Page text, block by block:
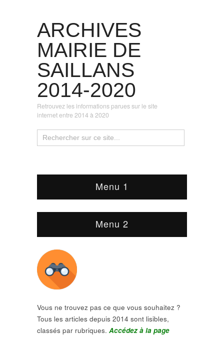
ARCHIVES
MAIRIE DE
SAILLANS
2014-2020
Retrouvez les informations parues sur le site
internet entre 2014 à 2020
Menu 1
Menu 2
Vous ne trouvez pas ce que vous souhaitez ?
Tous les articles depuis 2014 sont lisibles,
classés par rubriques. Accédez à la page